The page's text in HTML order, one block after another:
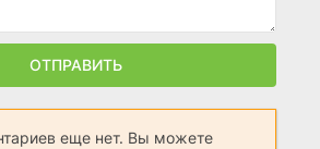
ОТПРАВИТЬ
еще нет. Вы можете